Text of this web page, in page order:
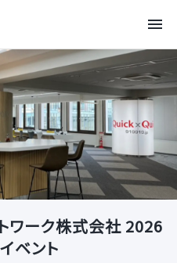
ワーク株式会社 2026
ベント